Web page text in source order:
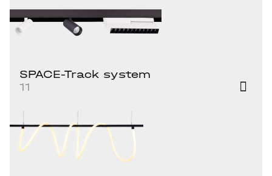
SPACE-Track system
11